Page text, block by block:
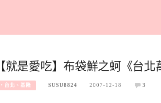
【就是愛吃】布袋鮮之蚵《台北
‧台北、基隆 SUSU8824 2007-12-18 3